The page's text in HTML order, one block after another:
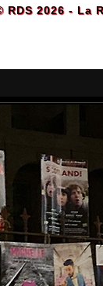
RDS 2026 - La